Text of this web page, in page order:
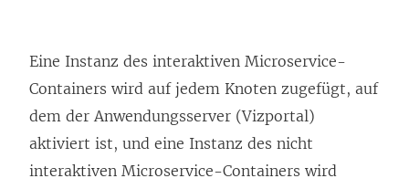
Eine Instanz des interaktiven Microservice-
Containers wird auf jedem Knoten zugefügt, auf
dem der Anwendungsserver (Vizportal)
aktiviert ist, und eine Instanz des nicht
interaktiven Microservice-Containers wird